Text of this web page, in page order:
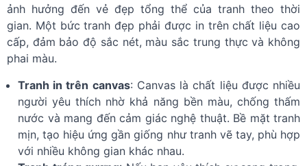
ảnh hưởng đến vẻ đẹp tổng thể của tranh theo thời
gian. Một bức tranh đẹp phải được in trên chất liệu cao
cấp, đảm bảo độ sắc nét, màu sắc trung thực và không
phai màu.
Tranh in trên canvas: Canvas là chất liệu được nhiều
người yêu thích nhờ khả năng bền màu, chống thấm
nước và mang đến cảm giác nghệ thuật. Bề mặt tranh
mịn, tạo hiệu ứng gần giống như tranh vẽ tay, phù hợp
với nhiều không gian khác nhau.